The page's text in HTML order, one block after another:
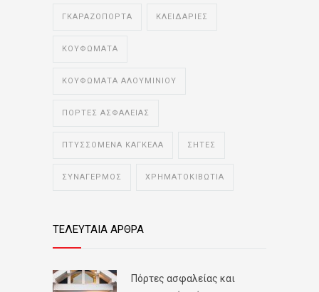
ΓΚΑΡΑΖΟΠΟΡΤΑ ΚΛΕΙΔΑΡΙΕΣ
ΚΟΥΦΩΜΑΤΑ
ΚΟΥΦΩΜΑΤΑ ΑΛΟΥΜΙΝΙΟΥ
ΠΟΡΤΕΣ ΑΣΦΑΛΕΙΑΣ
ΠΤΥΣΣΟΜΕΝΑ ΚΑΓΚΕΛΑ ΣΗΤΕΣ
ΣΥΝΑΓΕΡΜΟΣ ΧΡΗΜΑΤΟΚΙΒΩΤΙΑ
ΤΕΛΕΥΤΑΙΑ ΑΡΘΡΑ
Πόρτες ασφαλείας και